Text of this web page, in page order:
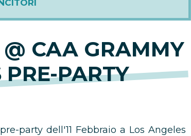
CAA GRAMMY
PARTY
party dell'11 Febbraio a Los Angeles